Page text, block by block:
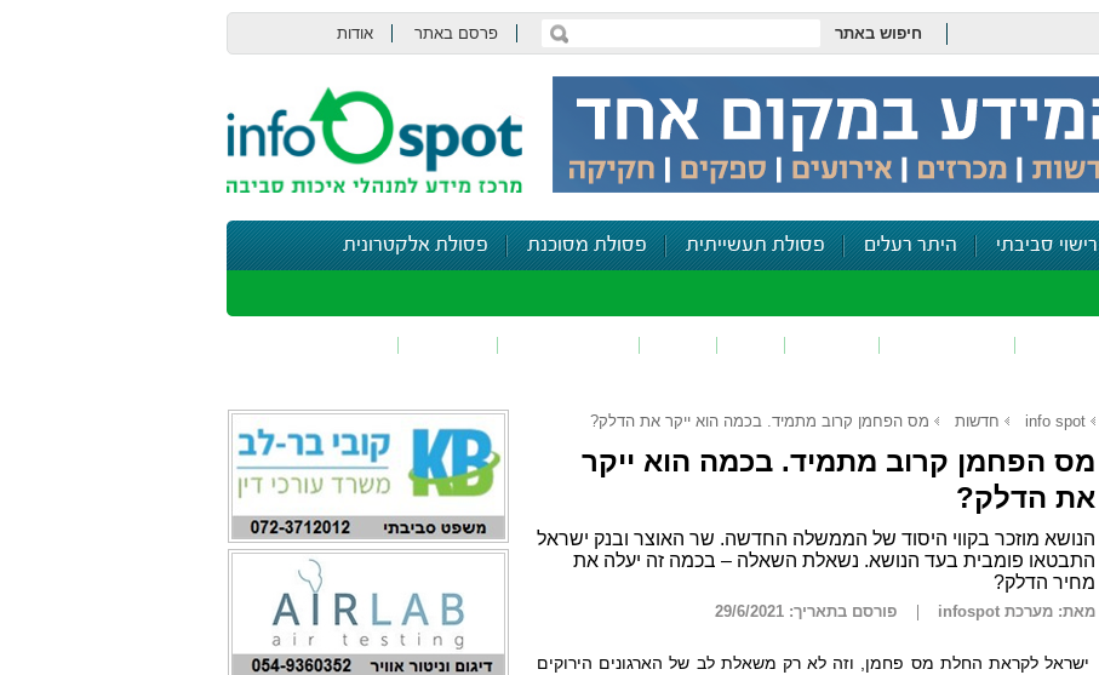
חיפוש באתר פרסם באתר אודות
רישוי סביבתי היתר רעלים פסולת תעשייתית פסולת מסוכנת פסולת אלקטרונית
info spot חדשות מס הפחמן קרוב מתמיד. בכמה הוא ייקר את הדלק?
מס הפחמן קרוב מתמיד. בכמה הוא ייקר
את הדלק?
הנושא מוזכר בקווי היסוד של הממשלה החדשה. שר האוצר ובנק ישראל
התבטאו פומבית בעד הנושא. נשאלת השאלה – בכמה זה יעלה את
מחיר הדלק?
מאת: מערכת infospot פורסם בתאריך: 29/6/2021
ישראל לקראת החלת מס פחמן, וזה לא רק משאלת לב של הארגונים הירוקים